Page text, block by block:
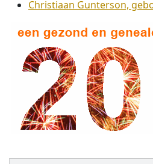
Christiaan Gunterson,